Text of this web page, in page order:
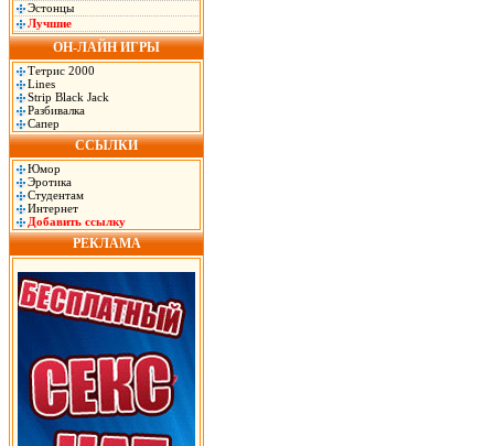
Эстонцы
Лучшие
ОН-ЛАЙН ИГРЫ
Тетрис 2000
Lines
Strip Black Jack
Разбивалка
Сапер
ССЫЛКИ
Юмор
Эротика
Студентам
Интернет
Добавить ссылку
РЕКЛАМА